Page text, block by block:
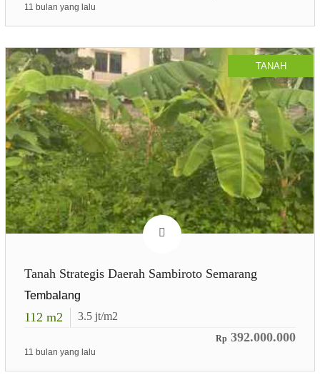
11 bulan yang lalu
TANAH
Tanah Strategis Daerah Sambiroto Semarang
Tembalang
112 m2 3.5 jt/m2
Rp 392.000.000
11 bulan yang lalu